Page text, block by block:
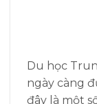
Du học
ngày càng
đây là một